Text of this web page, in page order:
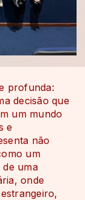
profunda:
decisão que
um mundo
e
não
um
uma
onde